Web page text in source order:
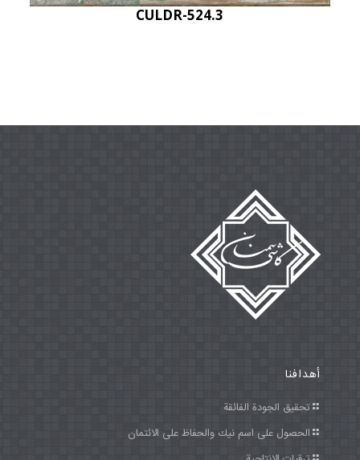
CULDR-524.3
أهدافنا
تحقيق الجودة الفائقة
الحصول على اسم نيك والحفاظ على الائتمان